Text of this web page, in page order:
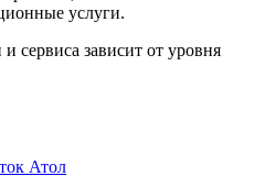
услуги.
сервиса зависит от уровня